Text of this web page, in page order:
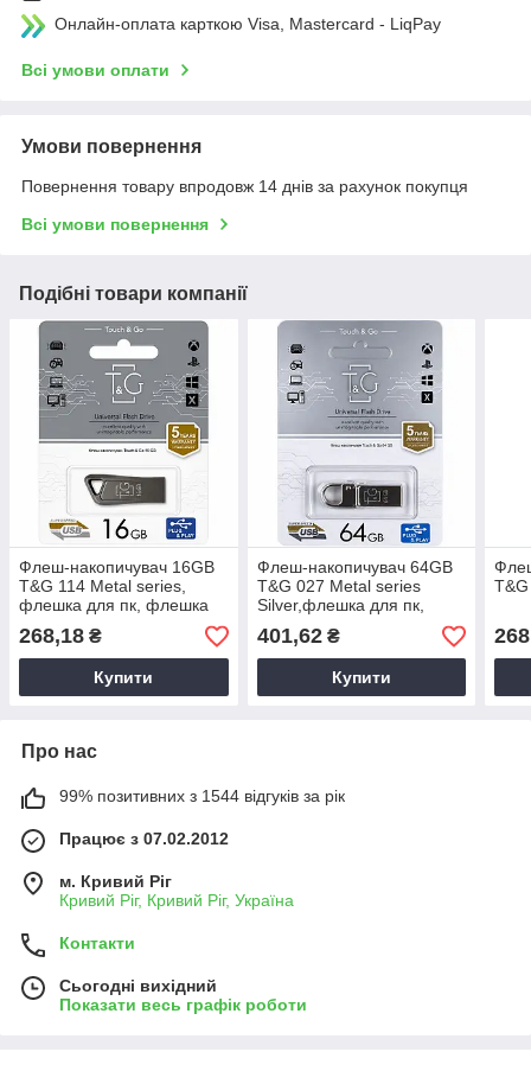
Онлайн-оплата карткою Visa, Mastercard - LiqPay
Всі умови оплати
Умови повернення
Повернення товару впродовж 14 днів за рахунок покупця
Всі умови повернення
Подібні товари компанії
Флеш-накопичувач 16GB
T&G 114 Metal series,
флешка для пк, флешка
для ноутбука, флешка
268,18 ₴
Купити
Флеш-накопичувач 64GB
T&G 027 Metal series
Silver,флешка для пк,
флешка для ноутбука,
флешка 6G
401,62₴
Купити
Про нас
99% позитивних з 1544 відгуків за рік
Працює з 07.02.2012
м. Кривий Ріг
Кривий Ріг, Кривий Ріг, Україна
Контакти
Сьогодні вихідний
Показати весь графік роботи